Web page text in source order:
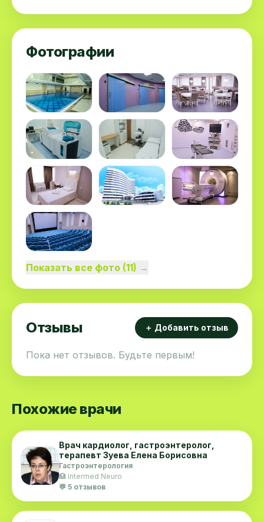
Фотографии
Показать все фото (11) →
Отзывы ＋ Добавить отзыв
Пока нет отзывов. Будьте первым!
Похожие врачи
Врач кардиолог, гастроэнтеролог,
терапевт Зуева Елена Борисовна
Гастроэнтерология
🏥 Intermed Neuro
💬 5 отзывов